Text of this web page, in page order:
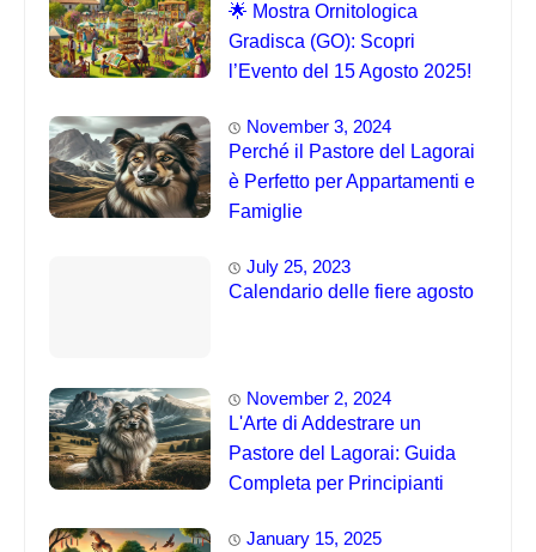
🌟 Mostra Ornitologica
Gradisca (GO): Scopri
l’Evento del 15 Agosto 2025!
November 3, 2024
Perché il Pastore del Lagorai
è Perfetto per Appartamenti e
Famiglie
July 25, 2023
Calendario delle fiere agosto
November 2, 2024
L'Arte di Addestrare un
Pastore del Lagorai: Guida
Completa per Principianti
January 15, 2025